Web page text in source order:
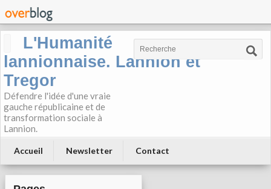
L'Humanité
lannionnaise. Lannion et
Tregor
Défendre l'idée d'une vraie
gauche républicaine et de
transformation sociale à
Lannion.
Accueil Newsletter Contact